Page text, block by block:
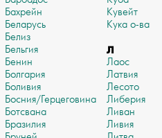
Бахрейн
Беларусь
Белиз
Бельгия
Бенин
Болгария
Боливия
Босния/Герцеговина
Ботсвана
Бразилия
Кувейт
Кука о-ва
Л
Лаос
Латвия
Лесото
Либерия
Ливан
Ливия